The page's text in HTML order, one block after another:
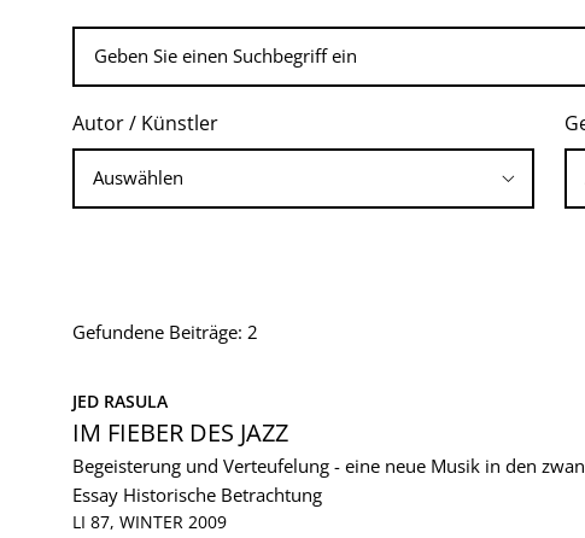
Autor / Künstler
Gefundene Beiträge: 2
JED RASULA
IM FIEBER DES JAZZ
Begeisterung und Verteufelung - eine neue Musik in den
Essay Historische Betrachtung
LI 87, WINTER 2009